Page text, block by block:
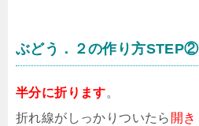
ぶどう．２の作り方STEP②
半分に折ります。
折れ線がしっかりついたら 開